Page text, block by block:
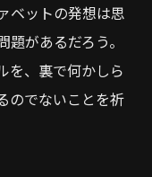
ベットの発想は思
があるだろう。
を、裏で何かしら
のでないことを祈